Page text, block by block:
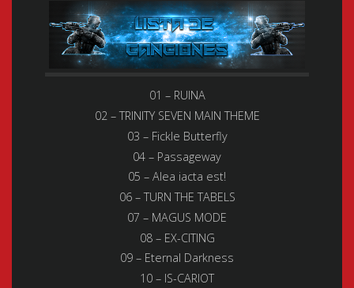
01 – RUINA
02 – TRINITY SEVEN MAIN THEME
03 – Fickle Butterfly
04 – Passageway
05 – Alea iacta est!
06 – TURN THE TABELS
07 – MAGUS MODE
08 – EX-CITING
09 – Eternal Darkness
10 – IS-CARIOT